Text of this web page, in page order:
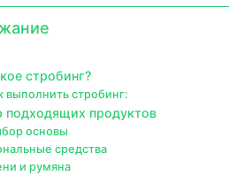
стробинг?
выполнить стробинг:
подходящих продуктов
основы
средства
и румяна